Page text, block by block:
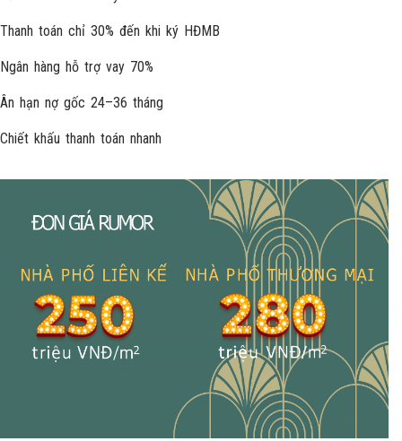
Thanh toán chỉ 30% đến khi ký HĐMB
Ngân hàng hỗ trợ vay 70%
Ân hạn nợ gốc 24–36 tháng
Chiết khấu thanh toán nhanh